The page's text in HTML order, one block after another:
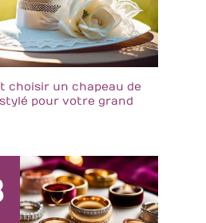
choisir un chapeau de
pour votre grand